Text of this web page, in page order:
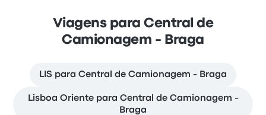
Viagens para Central de
Camionagem - Braga
LIS para Central de Camionagem - Braga
Lisboa Oriente para Central de Camionagem -
Braga